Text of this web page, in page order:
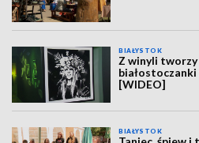
BIAŁYSTOK
Z winyli
białostoczanki
[WIDEO]
BIAŁYSTOK